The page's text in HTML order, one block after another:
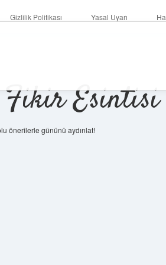
Gizlilik Politikası Yasal Uyarı
Esintisi
önerilerle gününü aydınlat!